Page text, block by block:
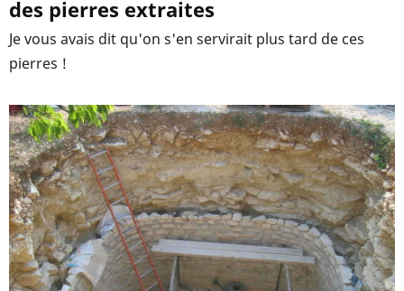
des pierres extraites
Je vous avais dit qu'on s'en servirait plus tard de ces
pierres !